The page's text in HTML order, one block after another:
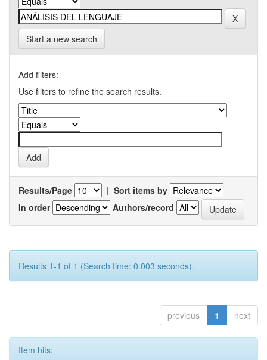
Start a new search
Add filters:
Use filters to refine the search results.
Results/Page | Sort items by
In order
Authors/record
Results 1-1 of 1 (Search time: 0.003 seconds).
previous 1 next
Item hits: